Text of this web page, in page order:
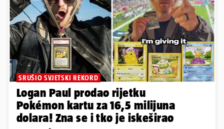
SRUŠIO SVJETSKI REKORD
Logan Paul prodao rijetku
Pokémon kartu za 16,5 milijuna
dolara! Zna se i tko je iskeširao